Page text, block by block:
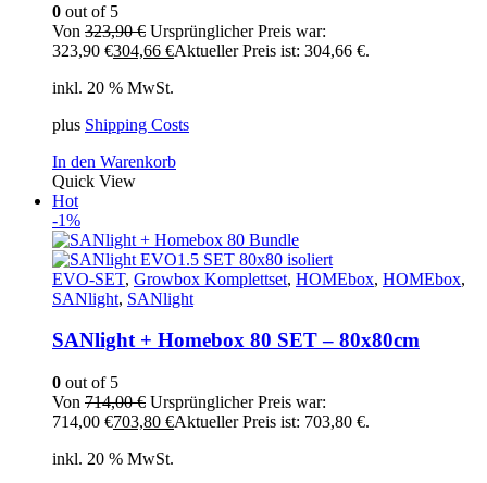
0 out of 5
Von 323,90€ Ursprünglicher Preis war:
323,90 €304,66 €Aktueller Preis ist: 304,66 €.
inkl. 20 % MwSt.
plus Shipping Costs
In den Warenkorb
Quick View
Hot
-1%
EVO-SET, Growbox Komplettset, HOMEbox, HOMEbox,
SANlight, SANlight
SANlight + Homebox 80 SET – 80x80cm
0 out of 5
Von 714,00€ Ursprünglicher Preis war:
714,00 €703,80 €Aktueller Preis ist: 703,80 €.
inkl. 20 % MwSt.